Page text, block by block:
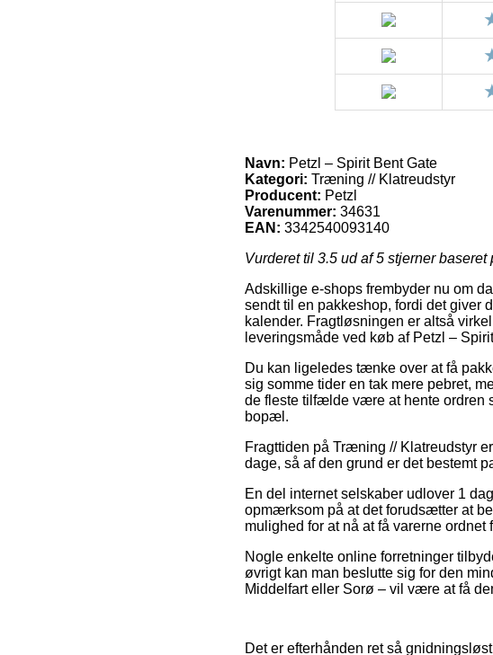
Navn: Petzl – Spirit Bent Gate
Kategori: Træning // Klatreudstyr
Producent: Petzl
Varenummer: 34631
EAN: 3342540093140
Vurderet til 3.5 ud af 5 stjerner baseret
Adskillige e-shops frembyder nu om
sendt til en pakkeshop, fordi det giver
kalender. Fragtløsningen er altså
leveringsmåde ved køb af Petzl –
Du kan ligeledes tænke over at få
sig somme tider en tak mere pebret,
de fleste tilfælde være at hente ordren
bopæl.
Fragttiden på Træning // Klatreudstyr
dage, så af den grund er det bestemt
En del internet selskaber udlover 1
opmærksom på at det forudsætter at
mulighed for at nå at få varerne
Nogle enkelte online forretninger
øvrigt kan man beslutte sig for den
Middelfart eller Sorø – vil være at få
Det er efterhånden ret så